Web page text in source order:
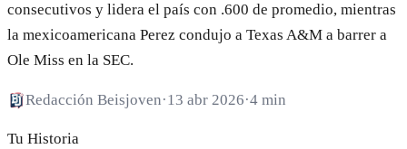
consecutivos y lidera el país con .600 de promedio, mientras
la mexicoamericana Perez condujo a Texas A&M a barrer a
Ole Miss en la SEC.
Redacción Beisjoven·13 abr 2026·4 min
Tu Historia